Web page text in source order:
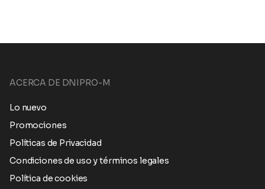
ACERCA DE DNIPRO-M
Lo nuevo
Promociones
Políticas de Privacidad
Condiciones de uso y términos legales
Política de cookies